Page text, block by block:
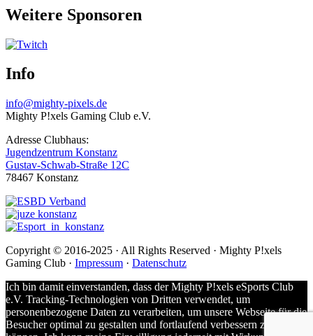
Weitere Sponsoren
Info
info@mighty-pixels.de
Mighty P!xels Gaming Club e.V.
Adresse Clubhaus:
Jugendzentrum Konstanz
Gustav-Schwab-Straße 12C
78467 Konstanz
Copyright © 2016-2025 · All Rights Reserved · Mighty P!xels
Gaming Club · Impressum · Datenschutz
Ich bin damit einverstanden, dass der Mighty P!xels eSports Club
e.V. Tracking-Technologien von Dritten verwendet, um
personenbezogene Daten zu verarbeiten, um unsere Webseite für die
Besucher optimal zu gestalten und fortlaufend verbessern zu